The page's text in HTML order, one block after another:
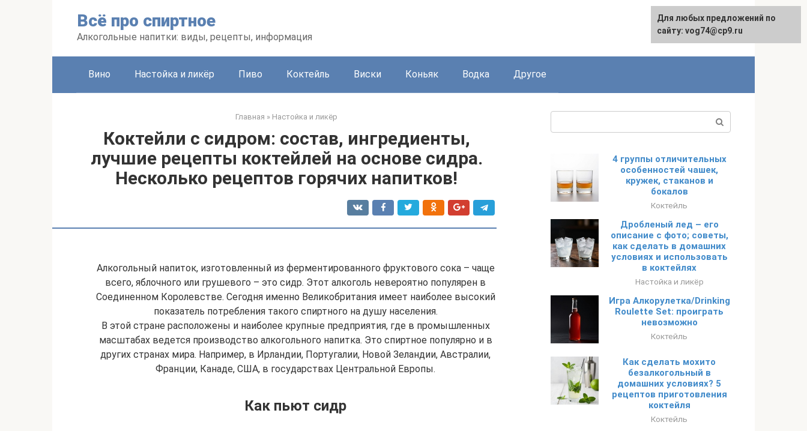
Всё про спиртное
Алкогольные напитки: виды, рецепты, информация
Вино Настойка и ликёр Пиво Коктейль Виски Коньяк Водка Другое
Главная » Настойка и ликёр
Коктейли с сидром: состав, ингредиенты,
лучшие рецепты коктейлей на основе сидра.
Несколько рецептов горячих напитков!
Алкогольный напиток, изготовленный из ферментированного фруктового сока – чаще
всего, яблочного или грушевого – это сидр. Этот алкоголь невероятно популярен в
Соединенном Королевстве. Сегодня именно Великобритания имеет наиболее высокий
показатель потребления такого спиртного на душу населения.
В этой стране расположены и наиболее крупные предприятия, где в промышленных
масштабах ведется производство алкогольного напитка. Это спиртное популярно и в
других странах мира. Например, в Ирландии, Португалии, Новой Зеландии, Австралии,
Франции, Канаде, США, в государствах Центральной Европы.
Как пьют сидр
4 группы отличительных
особенностей чашек,
кружек, стаканов и
бокалов
Коктейль
Дробленый лед – его
описание с фото; советы,
как сделать в домашних
условиях и использовать
в коктейлях
Настойка и ликёр
Игра Алкорулетка/Drinking
Roulette Set: проиграть
невозможно
Коктейль
Как сделать мохито
безалкогольный в
домашних условиях? 5
рецептов приготовления
коктейля
Коктейль
Для любых предложений по
сайту: vog74@cp9.ru